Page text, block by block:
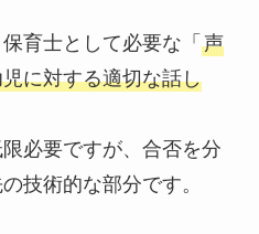
育士として必要な「 声
に対する適切な話し
必要ですが、合否を分
技術的な部分です。